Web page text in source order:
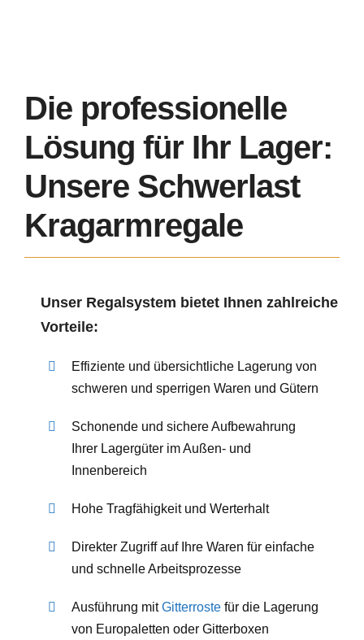
Die professionelle
Lösung für Ihr Lager:
Unsere Schwerlast
Kragarmregale
Unser Regalsystem bietet Ihnen zahlreiche
Vorteile:
Effiziente und übersichtliche Lagerung von
schweren und sperrigen Waren und Gütern
Schonende und sichere Aufbewahrung
Ihrer Lagergüter im Außen- und
Innenbereich
Hohe Tragfähigkeit und Werterhalt
Direkter Zugriff auf Ihre Waren für einfache
und schnelle Arbeitsprozesse
Ausführung mitGitterroste für die Lagerung
von Europaletten oder Gitterboxen